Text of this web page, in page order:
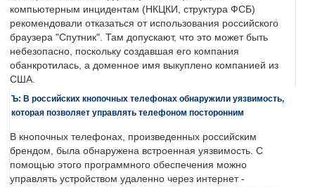
компьютерным инцидентам (НКЦКИ, структура ФСБ)
рекомендовали отказаться от использования российского
браузера "Спутник". Там допускают, что это может быть
небезопасно, поскольку создавшая его компания
обанкротилась, а доменное имя выкуплено компанией из
США.
Ъ: В российских кнопочных телефонах обнаружили уязвимость,
которая позволяет управлять телефоном посторонним
В кнопочных телефонах, произведенных российским
брендом, была обнаружена встроенная уязвимость. С
помощью этого программного обеспечения можно
управлять устройством удаленно через интернет -